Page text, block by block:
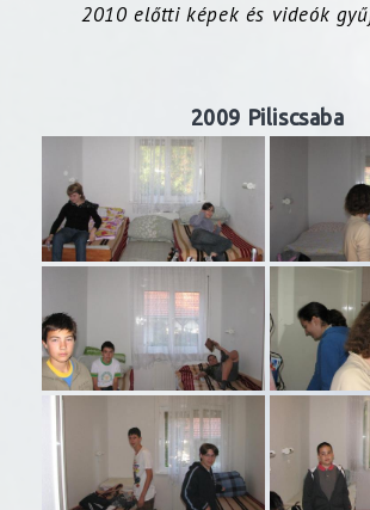
2010 előtti képek és videók
2009 Piliscsaba